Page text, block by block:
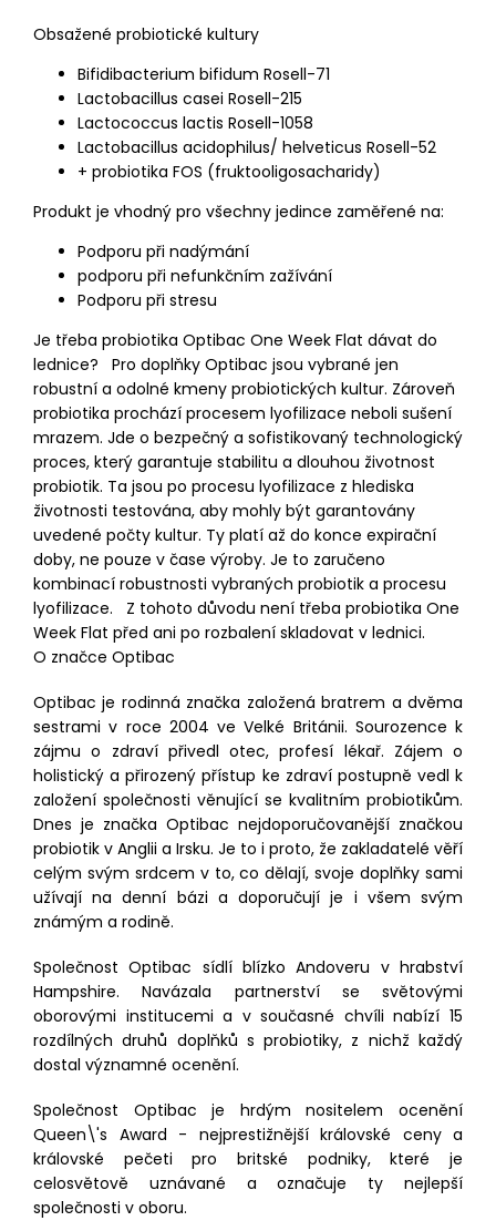
Obsažené probiotické kultury
Bifidibacterium bifidum Rosell-71
Lactobacillus casei Rosell-215
Lactococcus lactis Rosell-1058
Lactobacillus acidophilus/ helveticus Rosell-52
+ probiotika FOS (fruktooligosacharidy)
Produkt je vhodný pro všechny jedince zaměřené na:
Podporu při nadýmání
podporu při nefunkčním zažívání
Podporu při stresu
Je třeba probiotika Optibac One Week Flat dávat do
lednice? Pro doplňky Optibac jsou vybrané jen
robustní a odolné kmeny probiotických kultur. Zároveň
probiotika prochází procesem lyofilizace neboli sušení
mrazem. Jde o bezpečný a sofistikovaný technologický
proces, který garantuje stabilitu a dlouhou životnost
probiotik. Ta jsou po procesu lyofilizace z hlediska
životnosti testována, aby mohly být garantovány
uvedené počty kultur. Ty platí až do konce expirační
doby, ne pouze v čase výroby. Je to zaručeno
kombinací robustnosti vybraných probiotik a procesu
lyofilizace. Z tohoto důvodu není třeba probiotika One
Week Flat před ani po rozbalení skladovat v lednici.
O značce Optibac
Optibac je rodinná značka založená bratrem a dvěma
sestrami v roce 2004 ve Velké Británii. Sourozence k
zájmu o zdraví přivedl otec, profesí lékař. Zájem o
holistický a přirozený přístup ke zdraví postupně vedl k
založení společnosti věnující se kvalitním probiotikům.
Dnes je značka Optibac nejdoporučovanější značkou
probiotik v Anglii a Irsku. Je to i proto, že zakladatelé věří
celým svým srdcem v to, co dělají, svoje doplňky sami
užívají na denní bázi a doporučují je i všem svým
známým a rodině.
Společnost Optibac sídlí blízko Andoveru v hrabství
Hampshire. Navázala partnerství se světovými
oborovými institucemi a v současné chvíli nabízí 15
rozdílných druhů doplňků s probiotiky, z nichž každý
dostal významné ocenění.
Společnost Optibac je hrdým nositelem ocenění
Queen\'s Award - nejprestižnější královské ceny a
královské pečeti pro britské podniky, které je
celosvětově uznávané a označuje ty nejlepší
společnosti v oboru.